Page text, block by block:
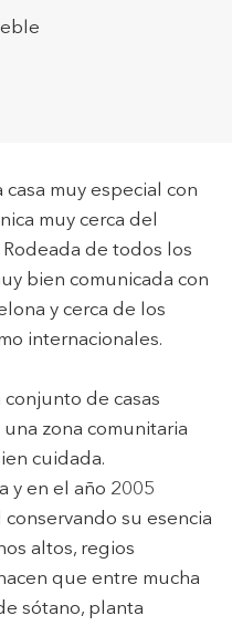
muy especial con
muy cerca del
de todos los
bien comunicada con
y cerca de los
internacionales.
de casas
zona comunitaria
cuidada.
y en el año 2005
su esencia
altos, regios
que entre mucha
sótano, planta